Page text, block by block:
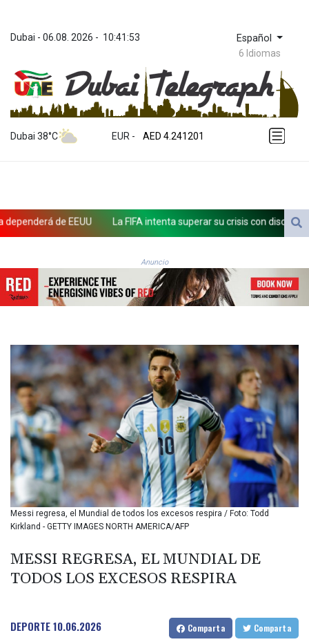
Dubai - 06.08. 2026 - 10:41:53 Español
6 Idiomas
Dubai 38°C EUR -
ZWL 371.86277
AED 4.241201
AED 4.241201
AFN 76.219915
ARS 1727.958172
AUD 1.63908
AZN 1.959559
BAM 1.954403
BBD 2.32254
BDT 142.738005
BMD 1.154855
BND 1.478624
BOB 14.004993
BRL 5.916207
BSD 1.153151
BTN 109.628664
BWP 15.63742
BYN 3.410563
BYR 22635.15384
BZD 2.319233
CAD 1.618125
CDF 2611.126427
CHF 0.932311
CLP 1055.559908
CNY 7.795147
CRC 522.915026
CUC 1.154855
de EEUU La FIFA intenta superar su crisis con disculpas y
Anuncio
Messi regresa, el Mundial de todos los excesos respira / Foto: Todd
Kirkland - GETTY IMAGES NORTH AMERICA/AFP
MESSI REGRESA, EL MUNDIAL DE
TODOS LOS EXCESOS RESPIRA
DEPORTE10.06.2026 Comparta Comparta